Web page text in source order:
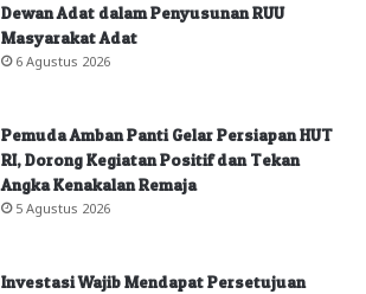
Dewan Adat dalam Penyusunan RUU
Masyarakat Adat
6 Agustus 2026
Pemuda Amban Panti Gelar Persiapan HUT
RI, Dorong Kegiatan Positif dan Tekan
Angka Kenakalan Remaja
5 Agustus 2026
Investasi Wajib Mendapat Persetujuan